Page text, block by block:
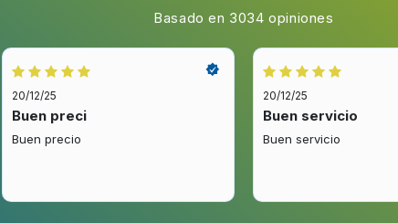
Botones Motor incluido
Metal Filtro lavable
Basado en 3034 opiniones
20/12/25
Buen preci
Buen precio
20/12/25
Buen servicio
Buen servicio